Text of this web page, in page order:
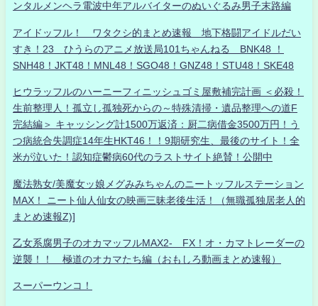
ンタルメンヘラ電波中年アルバイターのぬいぐるみ男子末路編
アイドッフル！ ワタクシ的まとめ速報 地下格闘アイドルだい
すき！23 ひうらのアニメ放送局101ちゃんねる BNK48 ！
SNH48！JKT48！MNL48！SGO48！GNZ48！STU48！SKE48
ヒウラッフルのハーニーフィニッシュゴミ屋敷補完計画 ＜必殺！
生前整理人！孤立し孤独死からの～特殊清掃・遺品整理への道F
完結編＞ キャッシング計1500万返済：厨二病借金3500万円！う
つ病統合失調症14年生HKT46！！9期研究生、最後のサイト！全
米が泣いた！認知症鬱病60代のラストサイト絶賛！公開中
魔法熟女/美魔女ッ娘メグみみちゃんのニートッフルステーション
MAX！ ニート仙人仙女の映画三昧老後生活！（無職孤独居老人的
まとめ速報Z)]
乙女系腐男子のオカマッフルMAX2- FX！オ・カマトレーダーの
逆襲！！ 極道のオカマたち編（おもしろ動画まとめ速報）
スーパーウンコ！